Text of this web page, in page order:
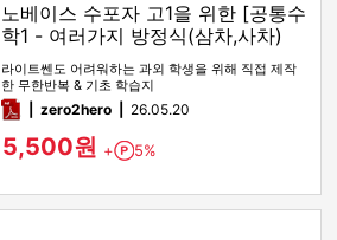
노베이스 수포자 고1을 위한 [공통수
학1 - 여러가지 방정식(삼차,사차)
라이트쎈도 어려워하는 과외 학생을 위해 직접 제작
한 무한반복 & 기초 학습지
pdfzero2hero 26.05.20
5,500원 + Point
5%